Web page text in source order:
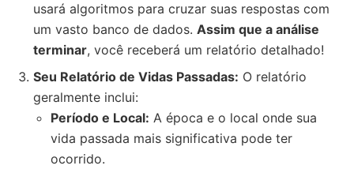
usará algoritmos para cruzar suas respostas com
um vasto banco de dados. Assim que a análise
terminar, você receberá um relatório detalhado!
Seu Relatório de Vidas Passadas: O relatório
geralmente inclui:
Período e Local: A época e o local onde sua
vida passada mais significativa pode ter
ocorrido.